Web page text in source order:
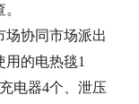
场协同市场派出
的电热毯1
电器4个、泄压